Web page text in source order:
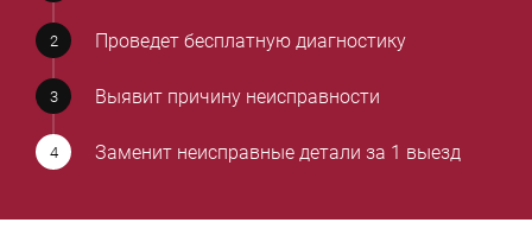
Проведет бесплатную диагностику
Выявит причину неисправности
Заменит неисправные детали за 1 выезд